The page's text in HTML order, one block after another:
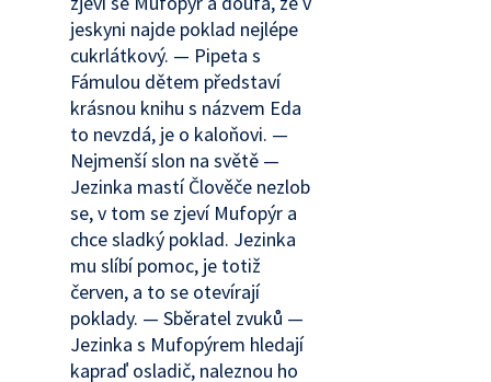
jeskyni najde poklad nejlépe
cukrlátkový. — Pipeta s
Fámulou dětem představí
krásnou knihu s názvem Eda
to nevzdá, je o kaloňovi. —
Nejmenší slon na světě —
Jezinka mastí Člověče nezlob
se, v tom se zjeví Mufopýr a
chce sladký poklad. Jezinka
mu slíbí pomoc, je totiž
červen, a to se otevírají
poklady. — Sběratel zvuků —
Jezinka s Mufopýrem hledají
kapraď osladič, naleznou ho